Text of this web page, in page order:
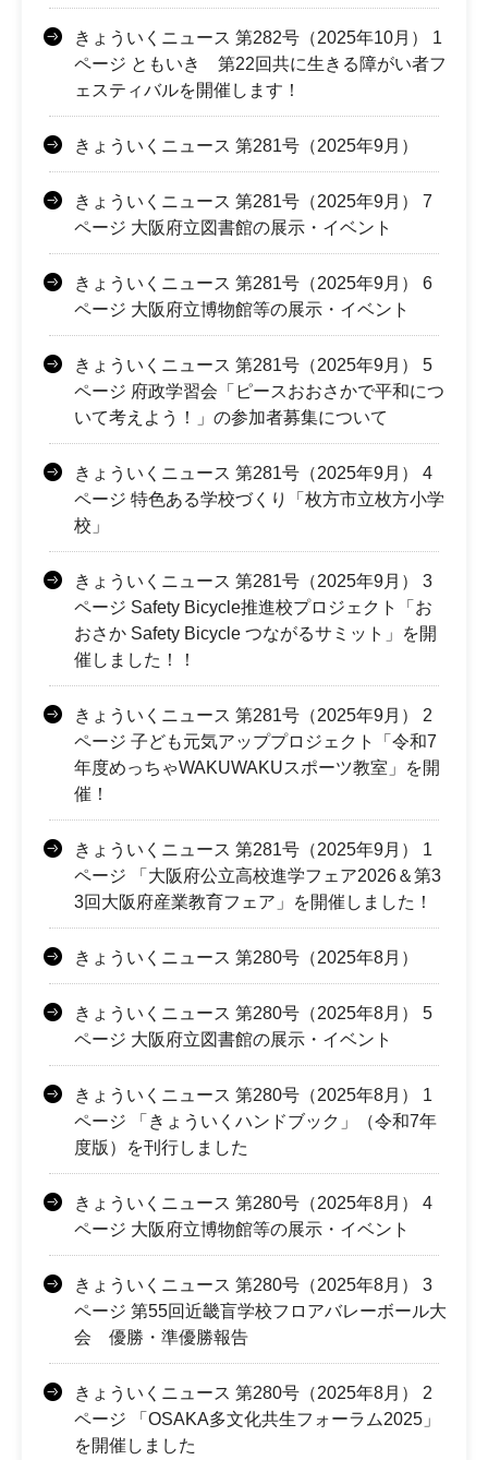
きょういくニュース 第282号（2025年10月） 1
ページ ともいき 第22回共に生きる障がい者フ
ェスティバルを開催します！
きょういくニュース 第281号（2025年9月）
きょういくニュース 第281号（2025年9月） 7
ページ 大阪府立図書館の展示・イベント
きょういくニュース 第281号（2025年9月） 6
ページ 大阪府立博物館等の展示・イベント
きょういくニュース 第281号（2025年9月） 5
ページ 府政学習会「ピースおおさかで平和につ
いて考えよう！」の参加者募集について
きょういくニュース 第281号（2025年9月） 4
ページ 特色ある学校づくり「枚方市立枚方小学
校」
きょういくニュース 第281号（2025年9月） 3
ページ Safety Bicycle推進校プロジェクト「お
おさか Safety Bicycle つながるサミット」を開
催しました！！
きょういくニュース 第281号（2025年9月） 2
ページ 子ども元気アッププロジェクト「令和7
年度めっちゃWAKUWAKUスポーツ教室」を開
催！
きょういくニュース 第281号（2025年9月） 1
ページ 「大阪府公立高校進学フェア2026＆第3
3回大阪府産業教育フェア」を開催しました！
きょういくニュース 第280号（2025年8月）
きょういくニュース 第280号（2025年8月） 5
ページ 大阪府立図書館の展示・イベント
きょういくニュース 第280号（2025年8月） 1
ページ 「きょういくハンドブック」（令和7年
度版）を刊行しました
きょういくニュース 第280号（2025年8月） 4
ページ 大阪府立博物館等の展示・イベント
きょういくニュース 第280号（2025年8月） 3
ページ 第55回近畿盲学校フロアバレーボール大
会 優勝・準優勝報告
きょういくニュース 第280号（2025年8月） 2
ページ 「OSAKA多文化共生フォーラム2025」
を開催しました